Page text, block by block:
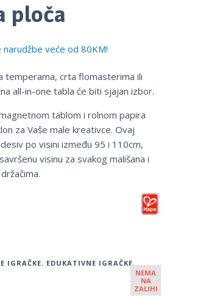
ploča
narudžbe veće od 80KM!
temperama, crta flomasterima ili
all-in-one tabla će biti sjajan izbor.
tablom i rolnom papira
za Vaše male kreativce. Ovaj
po visini između 95 i 110cm,
visinu za svakog mališana i
IGRAČKE, EDUKATIVNE IGRAČKE,
NEMA
NA
ZALIHI